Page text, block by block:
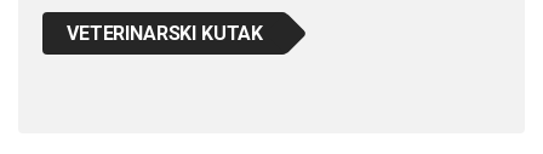
VETERINARSKI KUTAK